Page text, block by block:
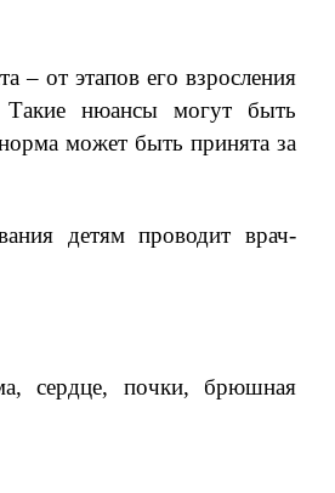
– от этапов его взросления
Такие нюансы могут быть
может быть принята за
детям проводит врач-
сердце, почки, брюшная